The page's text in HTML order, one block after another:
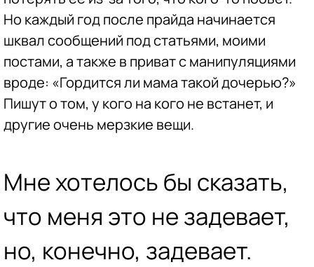
Но каждый год после прайда начинается
шквал сообщений под статьями, моими
постами, а также в приват с манипуляциями
вроде: «Гордится ли мама такой дочерью?»
Пишут о том, у кого на кого не встанет, и
другие очень мерзкие вещи.
Мне хотелось бы сказать,
что меня это не задевает,
но, конечно, задевает.